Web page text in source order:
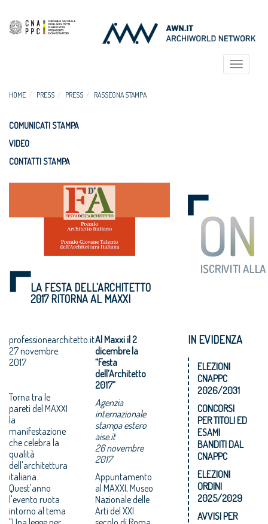
Toggle
HOME PRESS PRESS RASSEGNA STAMPA
COMUNICATI STAMPA
VIDEO
CONTATTI STAMPA
LA FESTA DELL'ARCHITETTO
2017 RITORNA AL MAXXI
professionearchitetto.it
27 novembre
2017
Torna tra le
pareti del MAXXI
la
manifestazione
che celebra la
qualità
dell'architettura
italiana.
Quest'anno
l'evento ruota
intorno al tema
Al Maxxi il 2
dicembre la
“Festa
dell’Architetto
2017”
Agenzia
internazionale
stampa estero
aise.it
26 novembre
2017
Appuntamento
al MAXXI, Museo
Nazionale delle
Arti del XXI
IN EVIDENZA
ELEZIONI
CNAPPC
2026/2031
CONCORSI
PER TITOLI ED
ESAMI
BANDITI DAL
CNAPPC
ELEZIONI
ORDINI
2025/2029
AVVISI PER